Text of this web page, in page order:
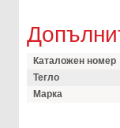
Каталожен номер
Тегло
Марка